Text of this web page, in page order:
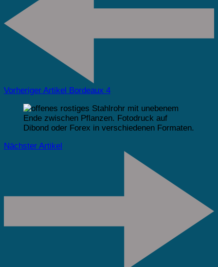
Vorheriger Artikel Bordeaux 4
Nächster Artikel